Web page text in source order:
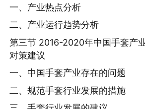
一、产业热点分析
二、产业运行趋势分析
第三节 2016-2020年中国手套产
对策建议
一、中国手套产业存在的问题
二、规范手套行业发展的措施